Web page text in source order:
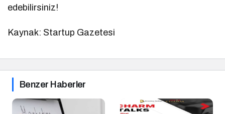
edebilirsiniz!
Kaynak: Startup Gazetesi
Benzer Haberler